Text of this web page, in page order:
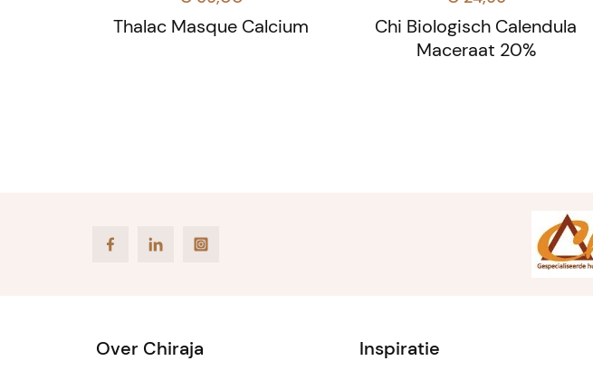
Thalac Masque Calcium
Chi Biologisch Calendula
Maceraat 20%
FacebookLinkedIn Instagram
Over Chiraja Inspiratie